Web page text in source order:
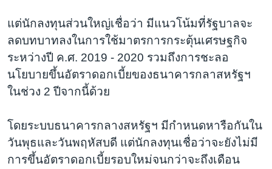
แต่นักลงทุนส่วนใหญ่เชื่อว่า มีแนวโน้มที่รัฐบาลจะ
ลดบทบาทลงในการใช้มาตรการกระตุ้นเศรษฐกิจ
ระหว่างปี ค.ศ. 2019 - 2020 รวมถึงการชะลอ
นโยบายขึ้นอัตราดอกเบี้ยของธนาคารกลาสหรัฐฯ
ในช่วง 2 ปีจากนี้ด้วย
โดยระบบธนาคารกลางสหรัฐฯ มีกำหนดหารือกันใน
วันพุธและวันพฤหัสบดี แต่นักลงทุนเชื่อว่าจะยังไม่มี
การขึ้นอัตราดอกเบี้ยรอบใหม่จนกว่าจะถึงเดือน